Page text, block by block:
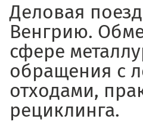
Деловая
Венгрию.
сфере
обращения с
отходами,
рециклинга.